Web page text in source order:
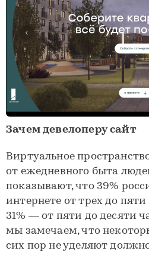
Зачем девелоперу сайт
Виртуальное
от ежедневного быта
показывают, что 39%
интернете от трех до пяти
31% — от пяти до десяти
мы замечаем, что
сих пор не уделяют